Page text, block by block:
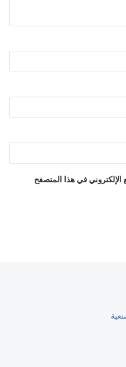
في هذا المتصفح